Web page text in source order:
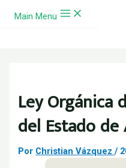
Ir al contenido
Main Menu
Ley Orgánica
del Estado
Por Christian Vázquez/